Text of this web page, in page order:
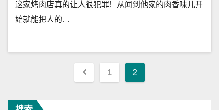
这家烤肉店真的让人很犯罪！从闻到他家的肉香味儿开
始就能把人的…
文
1 2